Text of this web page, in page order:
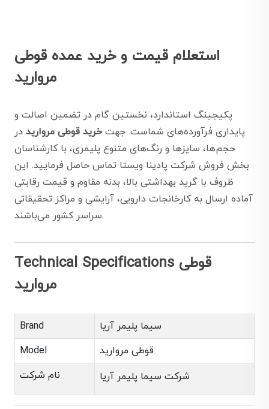
استعلام قیمت و خرید عمده قوطی
مروارید
پکیجینگ استاندارد، نخستین گام در تضمین اصالت و
پایداری فرآورده‌های شماست. جهتخرید قوطی مروارید در
حجم‌ها، سایزها و رنگ‌های متنوع پلیمری، با کارشناسان
بخش فروش شرکت پادینا ویستا تماس حاصل فرمایید. این
ظروف با گرید بهداشتی بالا، بدنه مقاوم و قیمت رقابتی
آماده ارسال به کارخانجات دارویی، آرایشی و مراکز تحقیقاتی
سراسر کشور می‌باشند.
Technical Specifications قوطی
مروارید
Brand
سیما پلیمر آریا
Model
قوطی مروارید
نام شرکت
شرکت سیما پلیمر آریا